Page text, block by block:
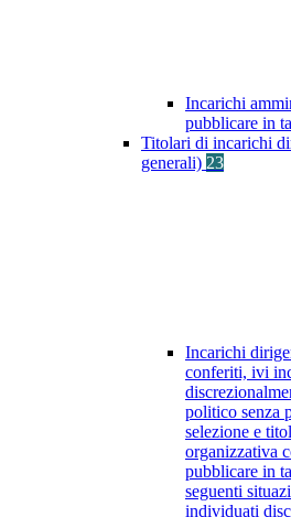
Incarichi
pubblicare in
Titolari di incarichi
generali) 23
Incarichi
conferiti, ivi
politico senza
selezione e
organizzativa
pubblicare in
seguenti
individuati